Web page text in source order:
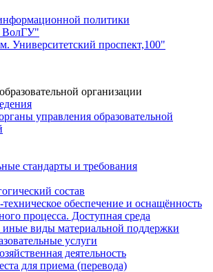
политики
ВолГУ"
Университетский проспект,100"
организации
управления образовательной
стандарты и требования
состав
обеспечение и оснащённость
процесса. Доступная среда
виды материальной поддержки
услуги
деятельность
для приема (перевода)